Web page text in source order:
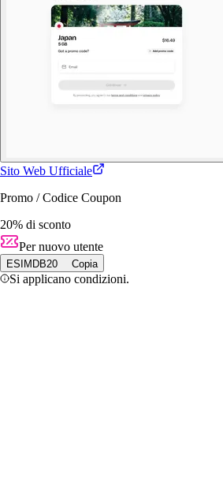
Sito Web Ufficiale
Promo / Codice Coupon
20% di sconto
Per nuovo utente
ESIMDB20 Copia
Si applicano condizioni.